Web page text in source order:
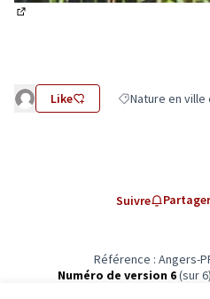
Like Filtrer les
Nature en
Suivre Partager
Référence : Angers-
Numéro de version 6(sur 6)